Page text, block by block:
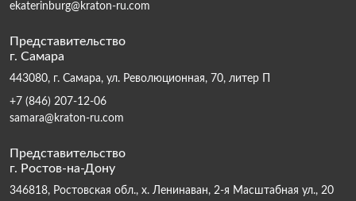
ekaterinburg@kraton-ru.com
Представительство
г. Самара
443080, г. Самара, ул. Революционная, 70, литер П
+7 (846) 207-12-06
samara@kraton-ru.com
Представительство
г. Ростов-на-Дону
346818, Ростовская обл., х. Ленинаван, 2-я Масштабная ул., 20